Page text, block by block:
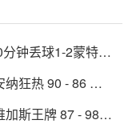
钟丢球1-2蒙特雷
狂热 90 - 86 芝
斯王牌 87 - 98